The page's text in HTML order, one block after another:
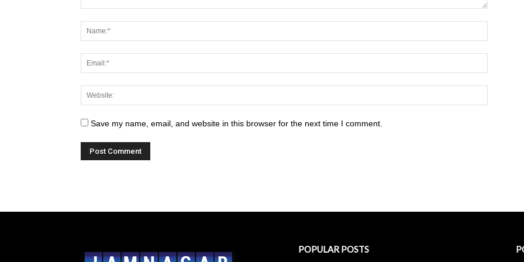
Save my name, email, and website in this browser for the next time I comment.
POPULAR POSTS